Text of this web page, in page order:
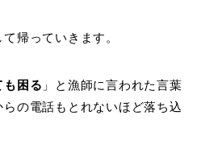
帰っていきます。
も困る 」と漁師に言われた言葉
の電話もとれないほど落ち込